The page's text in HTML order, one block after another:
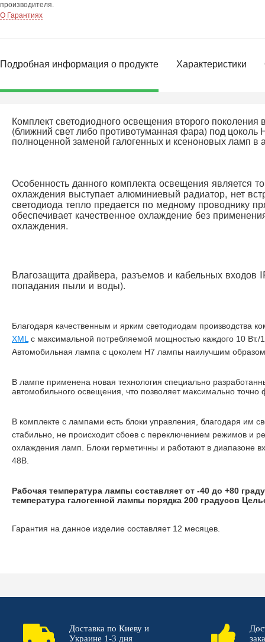
производителя.
О Гарантиях
Подробная информация о продукте Характеристики
Комплект светодиодного освещения второго
(ближний свет либо противотуманная фара) под цоколь
полноценной заменой галогенных и ксеноновых ламп в
Особенность данного комплекта освещения является
охлаждения выступает алюминиевый радиатор, нет
светодиода тепло предается по медному проводнику
обеспечивает качественное охлаждение без
охлаждения.
Влагозащита драйвера, разъемов и кабельных входов
попадания пыли и воды).
Благодаря качественным и ярким светодиодам производства
XML с максимальной потребляемой мощностью каждого 10
Автомобильная лампа с цоколем H7 лампы наилучшим
В лампе применена новая технология специально
автомобильного освещения, что позволяет максимально точно
В комплекте с лампами есть блоки управления, благодаря им
стабильно, не происходит сбоев с переключением режимов и
охлаждения ламп. Блоки герметичны и работают в диапазоне
48В.
Рабочая температура лампы составляет от -40 до +80
температура галогенной лампы порядка 200 градусов
Гарантия на данное изделие составляет 12 месяцев.
Доставка по Киеву и
Украине 1-3 дня